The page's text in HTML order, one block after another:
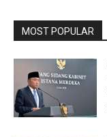
MOST POPULAR